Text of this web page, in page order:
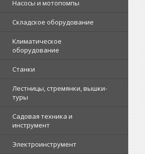
Насосы и мотопомпы
Складское оборудование
Климатическое
оборудование
Станки
Лестницы, стремянки, вышки-
туры
Садовая техника и
инструмент
Электроинструмент